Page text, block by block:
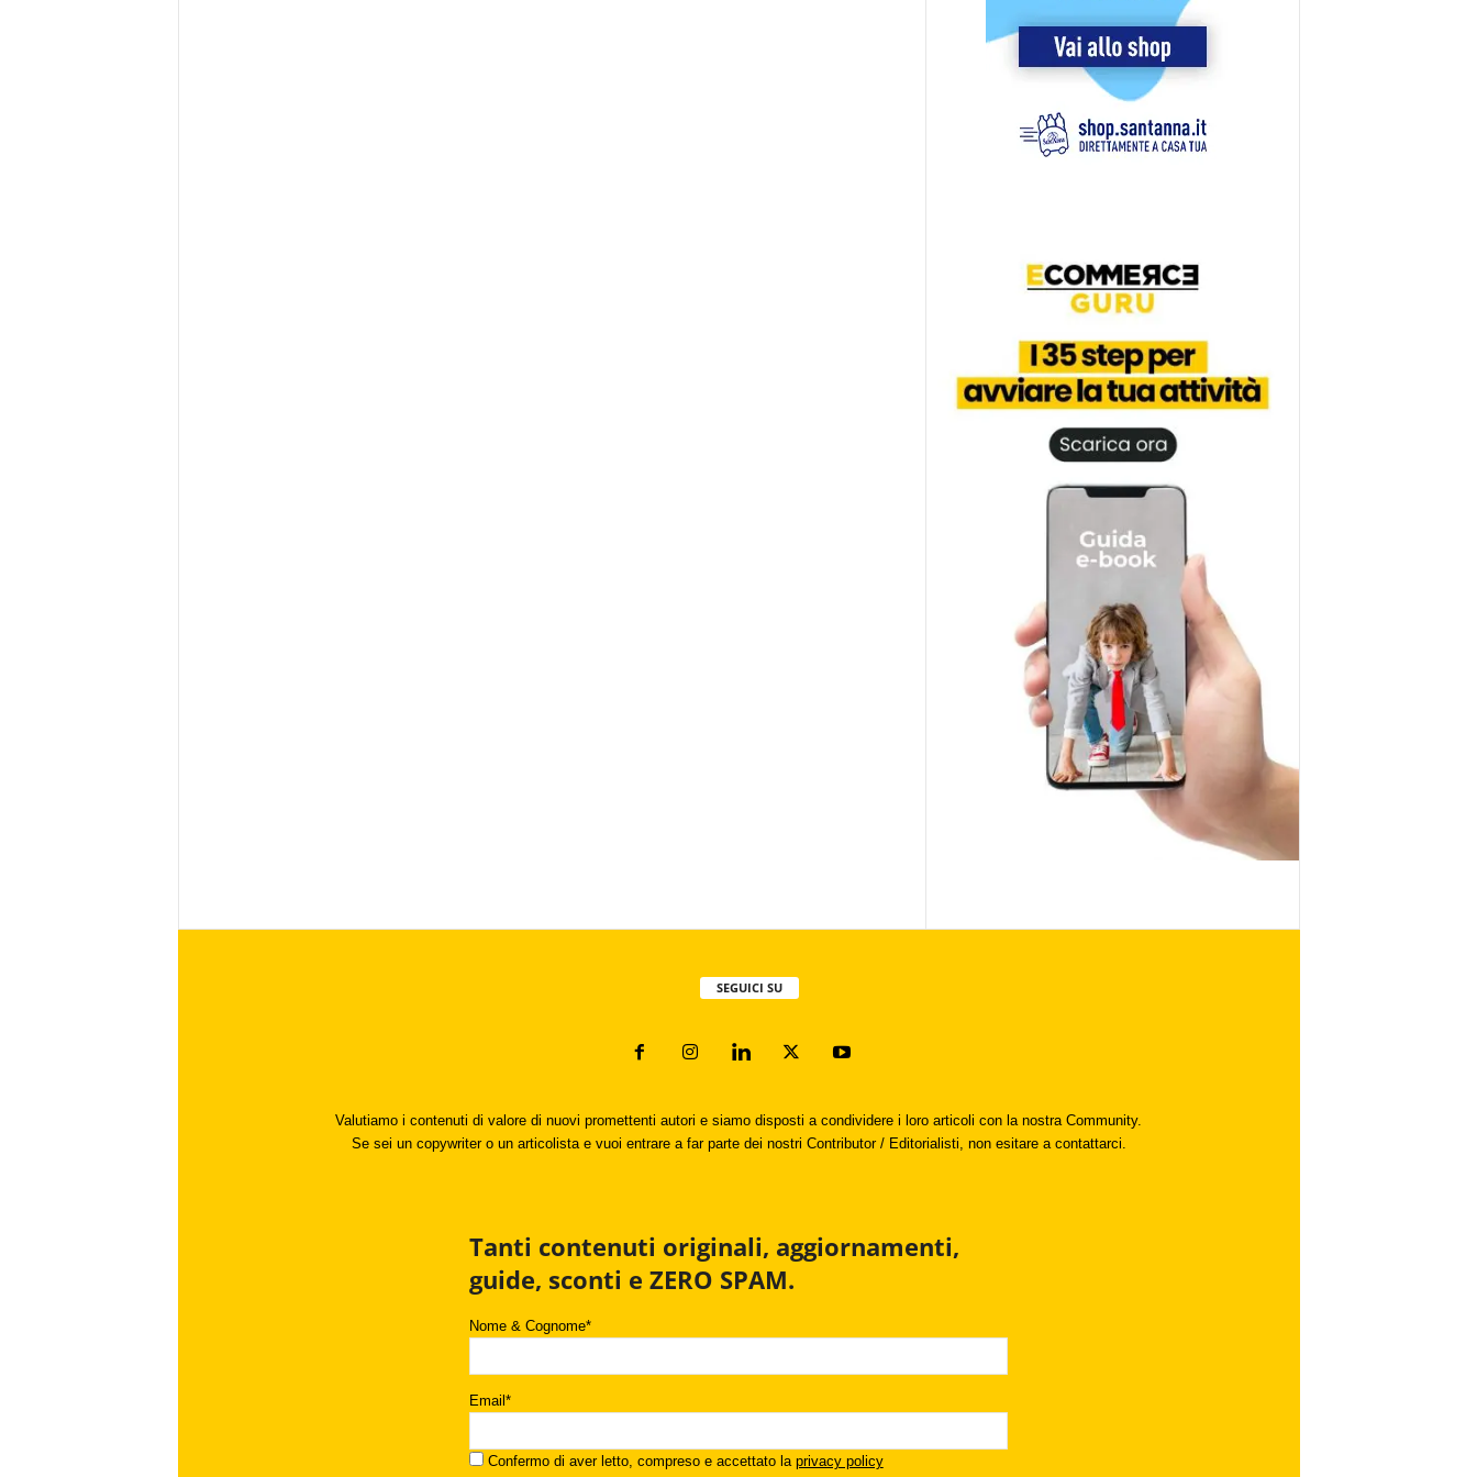
SEGUICI SU
Valutiamo i contenuti di valore di nuovi promettenti autori e siamo disposti a condividere i loro articoli con la nostra Community.
Se sei un copywriter o un articolista e vuoi entrare a far parte dei nostri Contributor / Editorialisti, non esitare a contattarci.
Tanti contenuti originali, aggiornamenti,
guide, sconti e ZERO SPAM.
Nome & Cognome*
Email*
Confermo di aver letto, compreso e accettato la privacy policy